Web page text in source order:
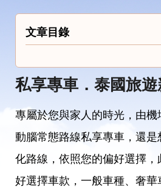
文章目錄
私享專車．泰國旅
專屬於您與家人的時光，由
動腦常態路線私享專車，還是
化路線，依照您的偏好選擇
好選擇車款，一般車種、奢